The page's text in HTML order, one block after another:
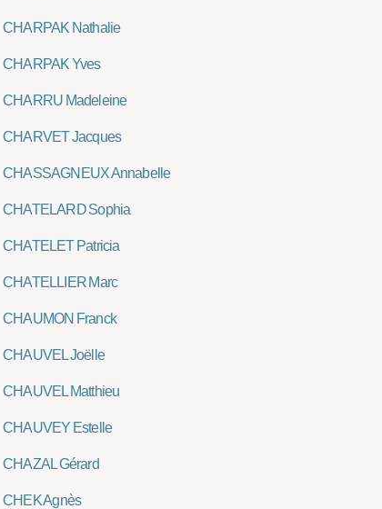
CHARPAK Nathalie
CHARPAK Yves
CHARRU Madeleine
CHARVET Jacques
CHASSAGNEUX Annabelle
CHATELARD Sophia
CHATELET Patricia
CHATELLIER Marc
CHAUMON Franck
CHAUVEL Joëlle
CHAUVEL Matthieu
CHAUVEY Estelle
CHAZAL Gérard
CHEK Agnès